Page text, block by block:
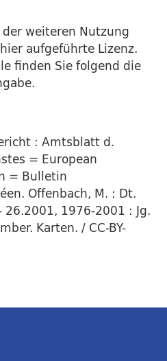
weiteren Nutzung
aufgeführte Lizenz.
finden Sie folgend die
: Amtsblatt d.
= European
= Bulletin
Offenbach, M. : Dt.
1976-2001 : Jg.
Karten. / CC-BY-